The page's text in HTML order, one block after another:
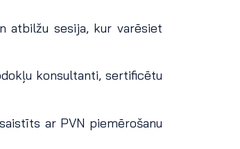
atbilžu sesija, kur varēsiet
konsultanti, sertificētu
ar PVN piemērošanu